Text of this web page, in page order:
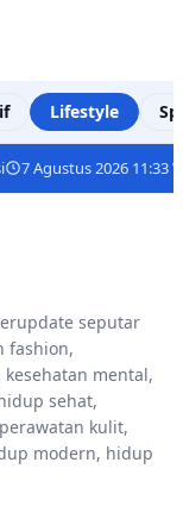
Lifestyle
7 Agustus 2026 11:33
seputar
fashion,
mental,
sehat,
kulit,
modern, hidup